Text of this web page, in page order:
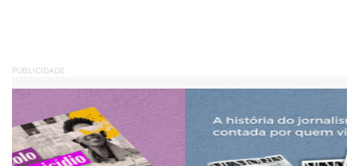
PUBLICIDADE